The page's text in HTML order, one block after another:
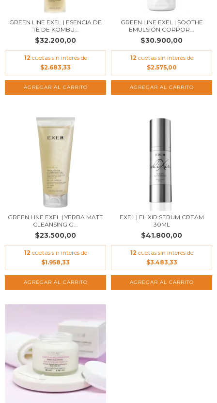
GREEN LINE EXEL | ESENCIA DE
TÉ DE KOMBU...
$32.200,00
12 cuotas sin interés de
$2.683,33
GREEN LINE EXEL | SOOTHE
EMULSIÓN CORPOR...
$30.900,00
12 cuotas sin interés de
$2.575,00
GREEN LINE EXEL | YERBA MATE
CLEANSING G...
$23.500,00
12 cuotas sin interés de
$1.958,33
EXEL | ELIXIR SERUM CREAM
30ML
$41.800,00
12 cuotas sin interés de
$3.483,33
AGREGAR AL CARRITO